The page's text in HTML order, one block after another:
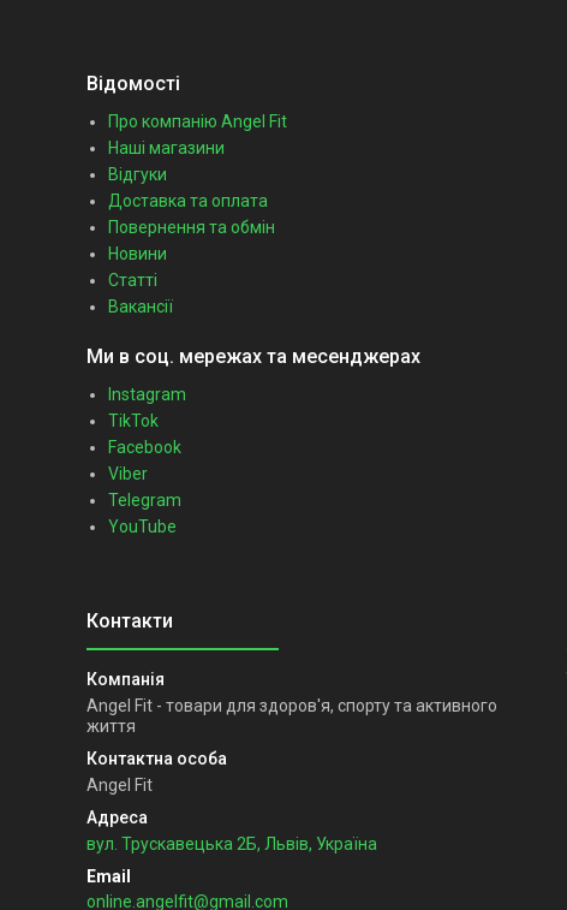
Відомості
Про компанію Angel Fit
Наші магазини
Відгуки
Доставка та оплата
Повернення та обмін
Новини
Статті
Вакансії
Ми в соц. мережах та месенджерах
Instagram
TikTok
Facebook
Viber
Telegram
YouTube
Angel Fit - товари для здоров'я, спорту та активного
життя
Angel Fit
вул. Трускавецька 2Б, Львів, Україна
online.angelfit@gmail.com